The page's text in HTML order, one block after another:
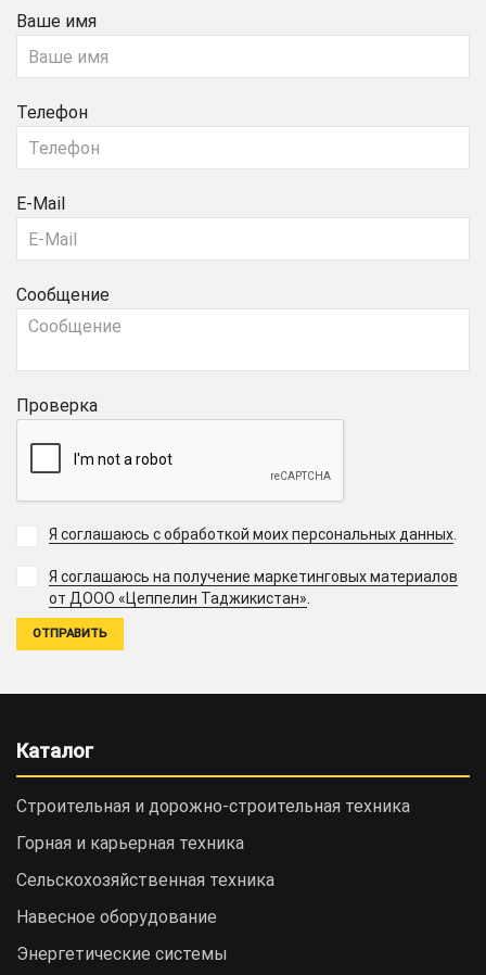
Ваше имя
Телефон
E-Mail
Сообщение
Проверка
Я соглашаюсь с обработкой моих персональных данных.
Я соглашаюсь на получение маркетинговых материалов
от ДООО «Цеппелин Таджикистан».
Каталог
Строительная и дорожно-cтроительная техника
Горная и карьерная техника
Сельскохозяйственная техника
Навесное оборудование
Энергетические системы